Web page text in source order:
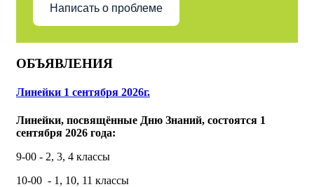
Написать о проблеме
ОБЪЯВЛЕНИЯ
Линейки 1 сентября 2026г.
Линейки, посвящённые Дню Знаний, состоятся 1
сентября 2026 года:
9-00 - 2, 3, 4 классы
10-00 - 1, 10, 11 классы